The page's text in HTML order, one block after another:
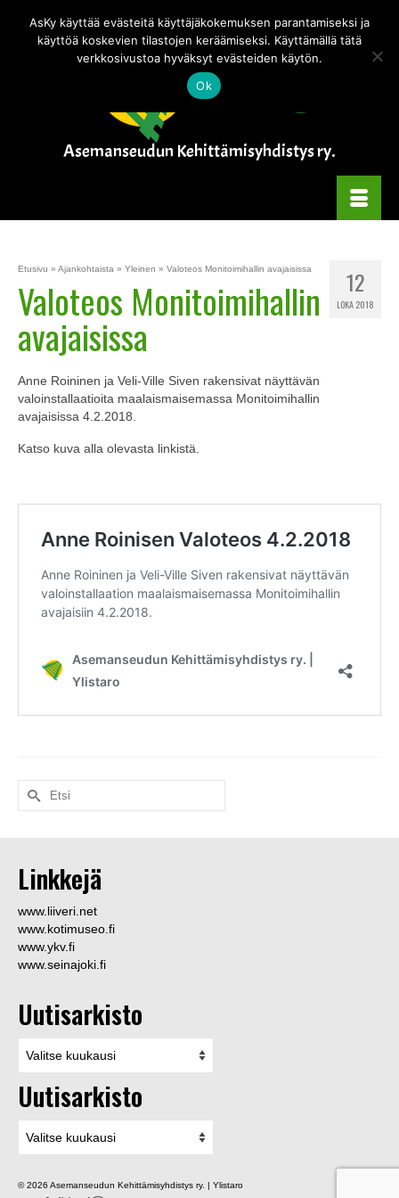
Tämä verkkokauppa on testitilassa — tilauksia ei käsitellä.
Piilota tämä
ilmoitus
Asemanseudun Kehittämisyhdistys ry.
12
LOKA 2018
Etusivu » Ajankohtaista » Yleinen » Valoteos Monitoimihallin avajaisissa
Valoteos Monitoimihallin
avajaisissa
Anne Roininen ja Veli-Ville Siven rakensivat näyttävän
valoinstallaatioita maalaismaisemassa Monitoimihallin
avajaisissa 4.2.2018.
Katso kuva alla olevasta linkistä.
Search
for:
Linkkejä
www.liiveri.net
www.kotimuseo.fi
www.ykv.fi
www.seinajoki.fi
Uutisarkisto
Uutisarkisto
© 2026 Asemanseudun Kehittämisyhdistys ry. | Ylistaro
AsKy käyttää evästeitä käyttäjäkokemuksen parantamiseksi ja
käyttöä koskevien tilastojen keräämiseksi. Käyttämällä tätä
verkkosivustoa hyväksyt evästeiden käytön.
Ok